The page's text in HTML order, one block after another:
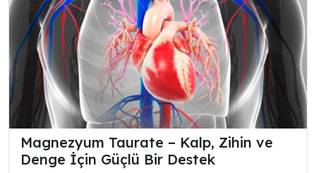
Magnezyum Taurate – Kalp, Zihin ve
Denge İçin Güçlü Bir Destek